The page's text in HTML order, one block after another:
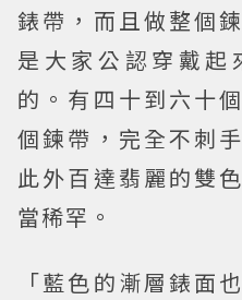
錶帶，而且做整個
是大家公認穿戴起
的。有四十到六十
個鍊帶，完全不刺
此外百達翡麗的雙
當稀罕。
「藍色的漸層錶面